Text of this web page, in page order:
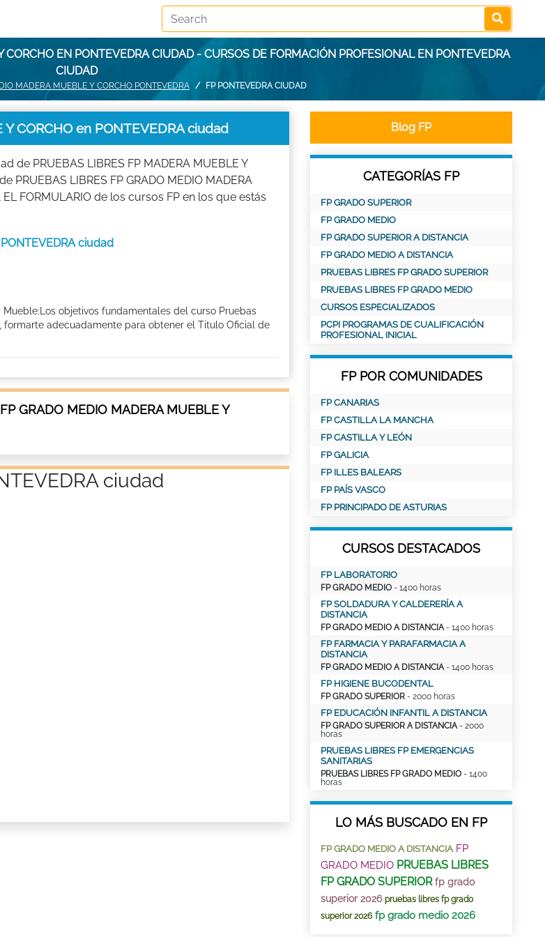
EN PONTEVEDRA CIUDAD - CURSOS DE FORMACIÓN PROFESIONAL EN PONTEVEDRA
CIUDAD
MADERA MUEBLE Y CORCHO PONTEVEDRA FP PONTEVEDRA CIUDAD
CORCHO en PONTEVEDRA ciudad
PRUEBAS LIBRES FP MADERA MUEBLE Y
LIBRES FP GRADO MEDIO MADERA
FORMULARIO de los cursos FP en los que estás
ciudad
objetivos fundamentales del curso Pruebas
formarte adecuadamente para obtener el Titulo Oficial de
GRADO MEDIO MADERA MUEBLE Y
ciudad
Blog FP
CATEGORÍAS FP
FP GRADO SUPERIOR
FP GRADO MEDIO
FP GRADO SUPERIOR A DISTANCIA
FP GRADO MEDIO A DISTANCIA
PRUEBAS LIBRES FP GRADO SUPERIOR
PRUEBAS LIBRES FP GRADO MEDIO
CURSOS ESPECIALIZADOS
PCPI PROGRAMAS DE CUALIFICACIÓN
PROFESIONAL INICIAL
FP POR COMUNIDADES
FP CANARIAS
FP CASTILLA LA MANCHA
FP CASTILLA Y LEÓN
FP GALICIA
FP ILLES BALEARS
FP PAÍS VASCO
FP PRINCIPADO DE ASTURIAS
CURSOS DESTACADOS
FP LABORATORIO
FP GRADO MEDIO - 1400 horas
FP SOLDADURA Y CALDERERÍA A
DISTANCIA
FP GRADO MEDIO A DISTANCIA- 1400 horas
FP FARMACIA Y PARAFARMACIA A
DISTANCIA
FP GRADO MEDIO A DISTANCIA- 1400 horas
FP HIGIENE BUCODENTAL
FP GRADO SUPERIOR - 2000 horas
FP EDUCACIÓN INFANTIL A DISTANCIA
FP GRADO SUPERIOR A DISTANCIA- 2000
horas
PRUEBAS LIBRES FP EMERGENCIAS
SANITARIAS
PRUEBAS LIBRES FP GRADO MEDIO - 1400
horas
LO MÁS BUSCADO EN FP
FP GRADO MEDIO A DISTANCIA FP
GRADO MEDIO PRUEBAS LIBRES
FP GRADO SUPERIOR fp grado
superior 2026 pruebas libres fp grado
superior 2026 fp grado medio 2026